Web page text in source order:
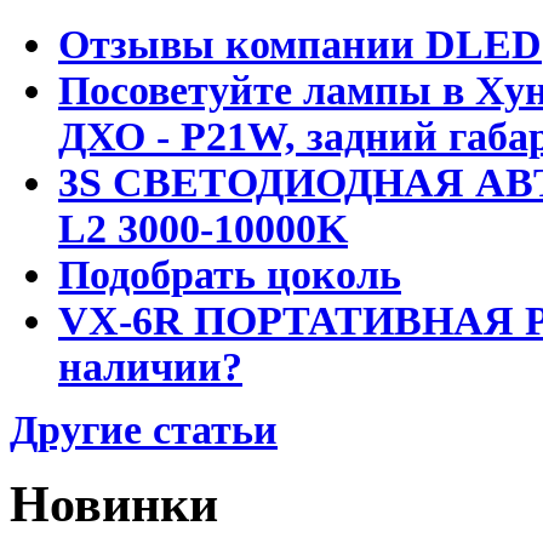
Отзывы компании DLED
Посоветуйте лампы в
ДХО - P21W, задний
3S СВЕТОДИОДНАЯ
L2 3000-10000K
Подобрать цоколь
VX-6R ПОРТАТИВНАЯ
наличии?
Другие статьи
Новинки